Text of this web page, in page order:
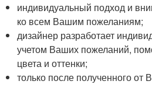
индивидуальный подход и
ко всем Вашим пожеланиям;
дизайнер разработает
учетом Ваших пожеланий,
цвета и оттенки;
только после полученного от